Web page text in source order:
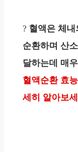
? 혈액은 체
순환하며 산
달하는데 매
혈액순환 효
세히 알아보